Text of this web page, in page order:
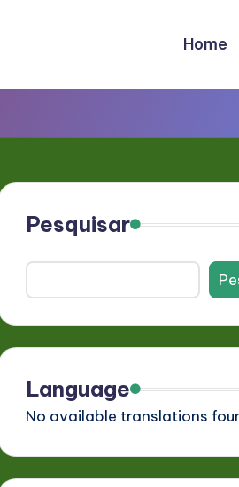
Home
Pesquisar
Language
No available translations